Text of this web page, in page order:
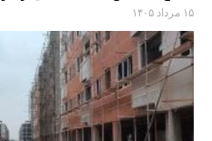
۱۵ مرداد ۱۴۰۵